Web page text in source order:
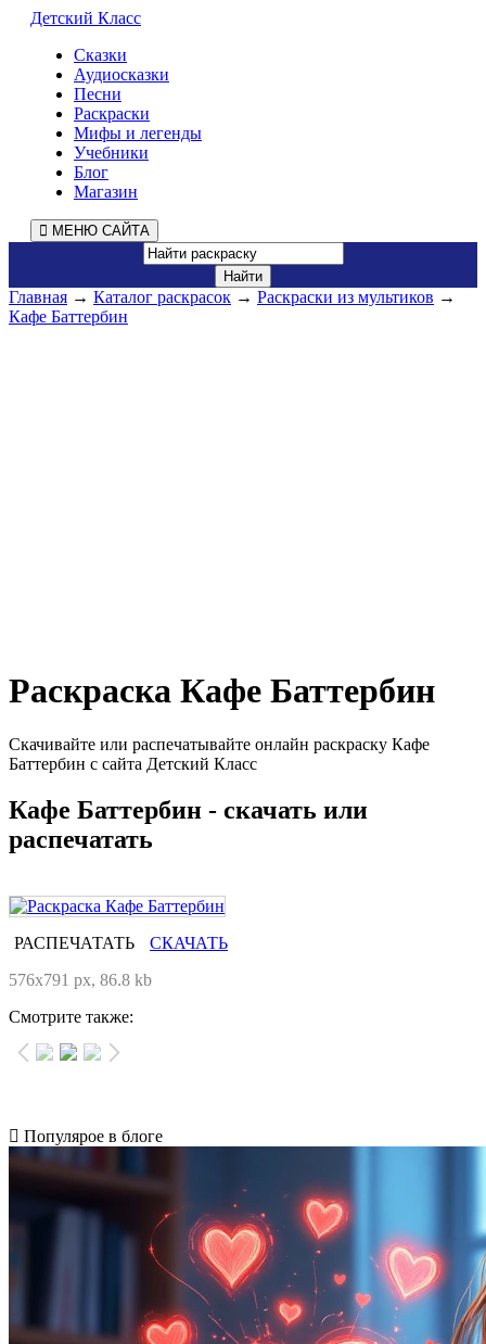
Детский Класс
Сказки
Аудиосказки
Песни
Раскраски
Мифы и легенды
Учебники
Блог
Магазин
МЕНЮ САЙТА
Главная → Каталог раскрасок → Раскраски из мультиков →
Кафе Баттербин
Раскраска Кафе Баттербин
Скачивайте или распечатывайте онлайн раскраску Кафе
Баттербин с сайта Детский Класс
Кафе Баттербин - скачать или
распечатать
РАСПЕЧАТАТЬ
СКАЧАТЬ
576x791 px, 86.8 kb
Смотрите также:
Популярое в блоге